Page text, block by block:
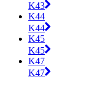
K43
K44
K44
K45
K45
K47
K47